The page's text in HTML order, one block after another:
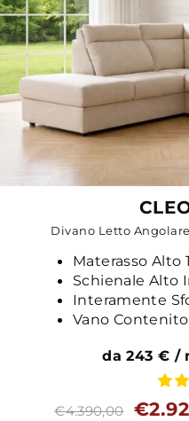
Divano Letto
Materasso Alto
Schienale Alto
Interamente
Vano
da 243 € /
Prezzo
€4.390,00